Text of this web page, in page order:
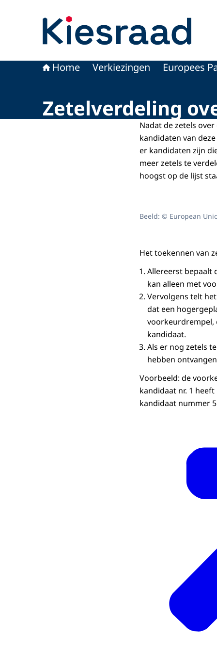
Home Verkiezingen Europees
Zetelverdeling
Nadat de zetels
kandidaten van
er kandidaten zijn
meer zetels te
hoogst op de lijst
Beeld: © European
Het toekennen van
Allereerst bepaalt
kan alleen met
Vervolgens telt
dat een
voorkeurdrempel,
kandidaat.
Als er nog zetels
hebben
Voorbeeld: de
kandidaat nr. 1
kandidaat nummer